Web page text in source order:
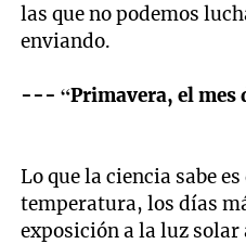
las que no podemos
enviando.
--- “Primavera, el mes
Lo que la ciencia sabe
temperatura, los días
exposición a la luz